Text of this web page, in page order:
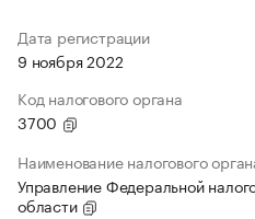
Дата регистрации
9 ноября 2022
Код налогового органа
3700
Наименование налогового
Управление Федеральной
области